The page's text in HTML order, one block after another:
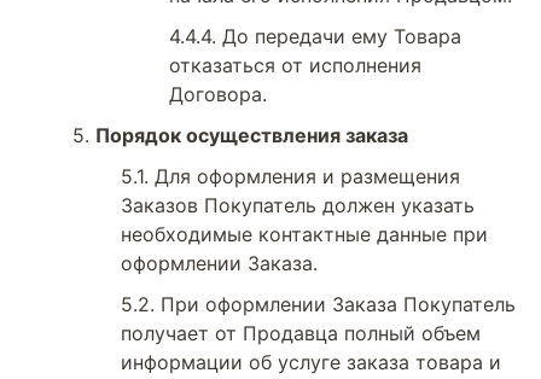
До передачи ему Товара
отказаться от исполнения
Договора.
Порядок осуществления заказа
Для оформления и размещения
Заказов Покупатель должен указать
необходимые контактные данные при
оформлении Заказа.
При оформлении Заказа Покупатель
получает от Продавца полный объем
информации об услуге заказа товара и